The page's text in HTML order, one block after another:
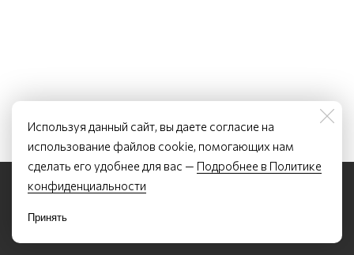
Используя данный сайт, вы даете согласие на
использование файлов cookie, помогающих нам
сделать его удобнее для вас — Подробнее в Политике
конфиденциальности
Принять
©2022 - 2026 Курсы устного перевода и китайского языка Лян Лэтянь
По всем вопросам обращаться по почте: